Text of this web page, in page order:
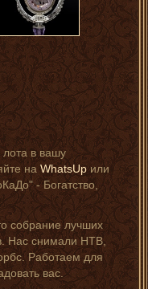
лота в вашу
наWhatsUpили
- Богатство,
собрание лучших
Нас снимали НТВ,
Работаем для
вас.